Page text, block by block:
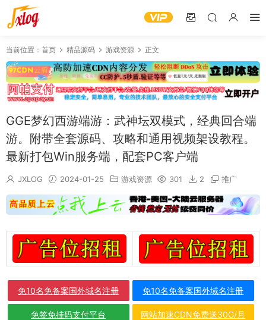
当前位置： 首页 精品源码 游戏资源 正文
GGE梦幻西游端游：武神坛双模式，经典回合端
游。附带全套源码、攻略和通用视频架设教程。
最新打包Win服务端，配套PC客户端
JXLOG 2024-01-25 游戏资源 301 2 推广
免10名免备案国外域名注册 免10名免备案国外域名注册
免签免挂码支付平台 网站加速CDN免费送30G/月